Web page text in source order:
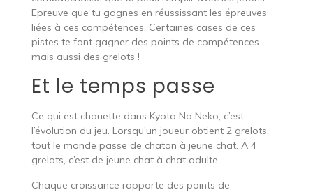
Epreuve que tu gagnes en réussissant les épreuves
liées à ces compétences. Certaines cases de ces
pistes te font gagner des points de compétences
mais aussi des grelots !
Et le temps passe
Ce qui est chouette dans Kyoto No Neko, c’est
l’évolution du jeu. Lorsqu’un joueur obtient 2 grelots,
tout le monde passe de chaton à jeune chat. A 4
grelots, c’est de jeune chat à chat adulte.
Chaque croissance rapporte des points de